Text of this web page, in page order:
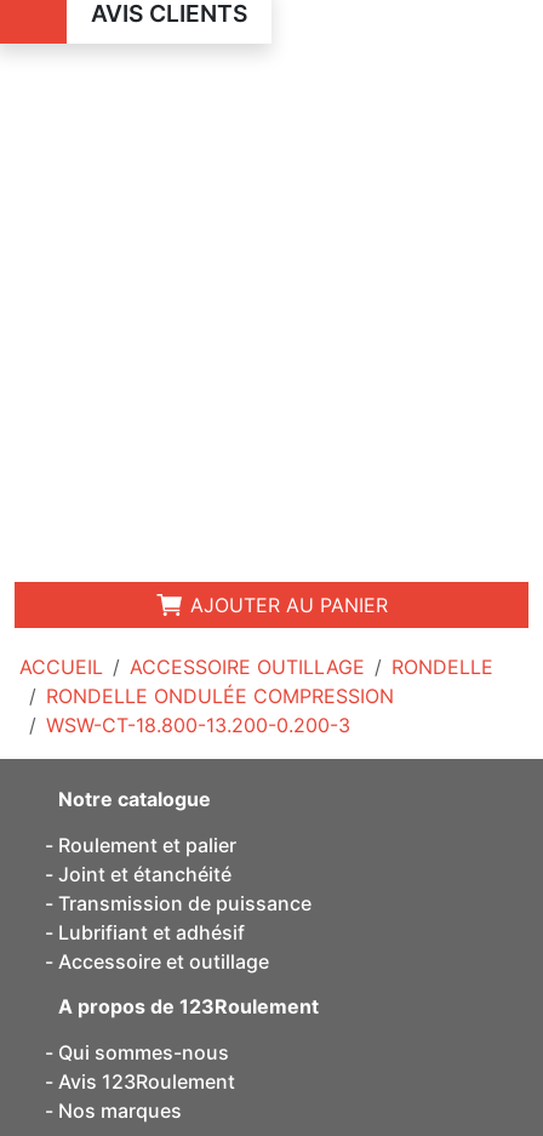
ACCUEIL ACCESSOIRE OUTILLAGE
RONDELLE
RONDELLE ONDULÉE COMPRESSION
WSW-CT-18.800-13.200-0.200-3
AVIS CLIENTS
AJOUTER AU PANIER
Notre catalogue
Roulement et palier
Joint et étanchéité
Transmission de puissance
Lubrifiant et adhésif
Accessoire et outillage
A propos de 123Roulement
Qui sommes-nous
Avis 123Roulement
Nos marques